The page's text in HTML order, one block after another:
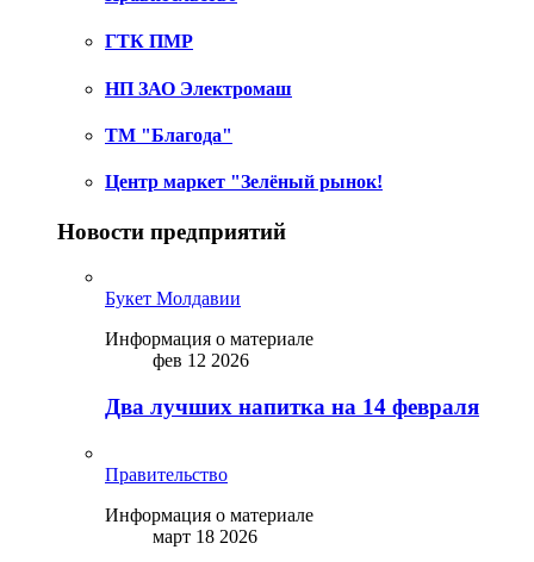
ГТК ПМР
НП ЗАО Электромаш
ТМ "Благода"
Центр маркет "Зелёный рынок!
Новости предприятий
Букет Молдавии
Информация о материале
фев 12 2026
Два лучших напитка на 14 февраля
Правительство
Информация о материале
март 18 2026